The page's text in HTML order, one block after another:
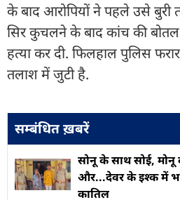
के बाद आरोपियों ने पहले उसे बुरी
सिर कुचलने के बाद कांच की
हत्या कर दी. फिलहाल पुलिस
तलाश में जुटी है.
सम्बंधित ख़बरें
सोनू के साथ सोई, मोनू
और...देवर के इश्क में
कातिल